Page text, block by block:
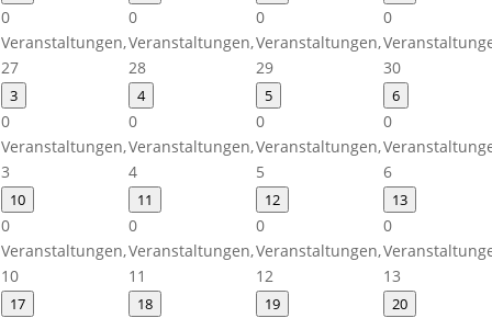
0
Veranstaltungen,
27
0
Veranstaltungen,
28
0
Veranstaltungen,
29
0
30
3
0
Veranstaltungen,
3
4
0
Veranstaltungen,
4
5
0
Veranstaltungen,
5
6
0
6
10
0
Veranstaltungen,
10
11
0
Veranstaltungen,
11
12
0
Veranstaltungen,
12
13
0
13
17 18 19 20